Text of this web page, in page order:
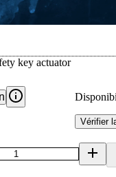
key actuator
Vérifier